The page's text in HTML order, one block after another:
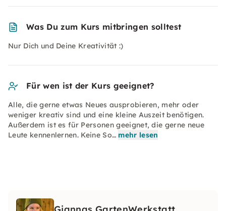
Was Du zum Kurs mitbringen solltest
Nur Dich und Deine Kreativität :)
Für wen ist der Kurs geeignet?
Alle, die gerne etwas Neues ausprobieren, mehr oder
weniger kreativ sind und eine kleine Auszeit benötigen.
Außerdem ist es für Personen geeignet, die gerne neue
Leute kennenlernen. Keine So… mehr lesen